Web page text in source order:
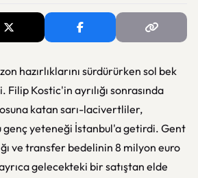
hazırlıklarını sürdürürken sol bek
Kostic'in ayrılığı sonrasında
katan sarı-lacivertliler,
genç yeteneği İstanbul'a getirdi. Gent
ve transfer bedelinin 8 milyon euro
gelecekteki bir satıştan elde